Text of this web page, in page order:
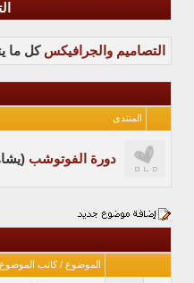
التصاميم والجرافيكس كل ما
المنتدى
دورة الفوتوشب (يشاهده
الموضوع /كاتب الموضوع